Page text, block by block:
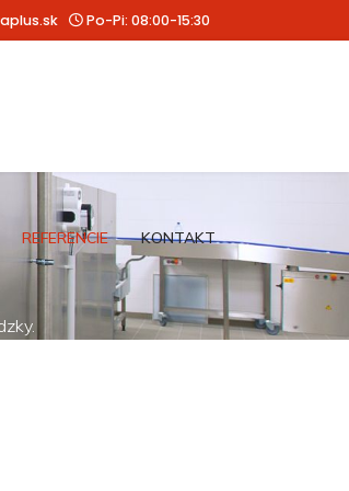
Po-Pi: 08:00-15:30
REFERENCIE KONTAKT